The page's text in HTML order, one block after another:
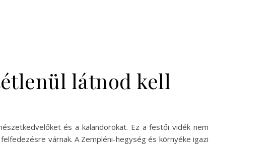
látnod kell
és a kalandorokat. Ez a festői vidék nem
várnak. A Zempléni-hegység és környéke igazi